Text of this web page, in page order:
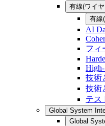
有線(ワイ
有線
AI
フィ
High-
技術
技術
テス
Global System
Global